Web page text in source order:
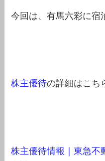
今回は、有馬六彩に宿
株主優待の詳細はこち
株主優待情報｜東急不